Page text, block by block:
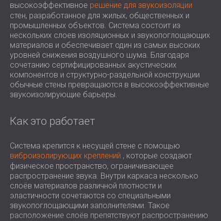
ЗВУКОИЗОЛЯЦИЯ И АКУСТИКА ДЛЯ
ЗАЛЫ
ЗВУКОИЗОЛЯЦИЯ И АКУСТИЧЕСКИЕ
РЕШЕНИЯ ДЛЯ ТОРГОВЫХ
ПОМЕЩЕНИЙ
ЗВУКОИЗОЛЯЦИЯ И АКУСТИКА ДЛЯ
ОБРАЗОВАТЕЛЬНЫХ УЧРЕЖДЕНИЙ
SOUND INSULATION AND ACOUSTICS
ЗВУКОИЗОЛЯЦИОННЫЕ И
АУДИОЛОГИЧЕСКОЙ ОТРАСЛИ
ЗВУКОИЗОЛЯЦИОННЫЕ И
АКУСТИЧЕСКИЕ РЕШЕНИЯ ДЛЯ
ЦЕНТРОВ ОБРАБОТКИ ДАННЫХ
ROMÂNIA (RO)
POLAND (PL)
FINLAND (FI)
USA (US)
SOUTH AFRICA (ZA)
высокоэффективное решение для звукоизоляции
стен, разработанное для жилых, общественных и
промышленных объектов. Система состоит из
нескольких слоев изоляционных и звукопоглощающих
материалов и обеспечивает один из самых высоких
уровней снижения воздушного шума. Благодаря
сочетанию сертифицированных акустических
компонентов и структурно-раздельной конструкции
обычные стены превращаются в высокоэффективные
звукоизолирующие барьеры.
Как это работает
Система крепится к несущей стене с помощью
виброизолирующих креплений , которые создают
физическое пространство, ограничивающее
распространение звука. Внутри каркаса несколько
слоёв материалов различной плотности и
эластичности сочетаются со специальными
звукопоглощающими заполнителями. Такое
расположение слоёв препятствуют распространению